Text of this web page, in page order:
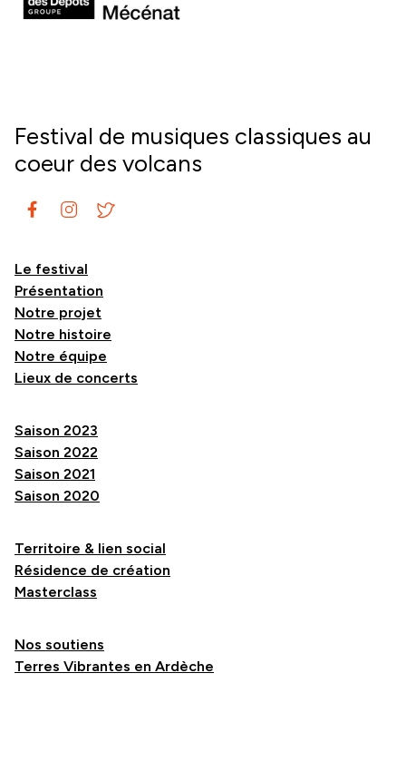
Festival de musiques classiques au
coeur des volcans
Le festival
Présentation
Notre projet
Notre histoire
Notre équipe
Lieux de concerts
Saison 2023
Saison 2022
Saison 2021
Saison 2020
Territoire & lien social
Résidence de création
Masterclass
Nos soutiens
Terres Vibrantes en Ardèche